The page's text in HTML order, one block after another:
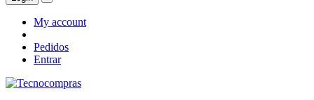
My account
Pedidos
Entrar